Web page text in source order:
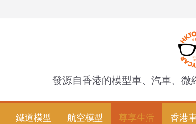
發源自香港的模型車、汽車、
鐵道模型 航空模型 尊享生活 香港